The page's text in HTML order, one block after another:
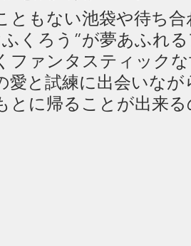
ともない池袋や待ち
くろう”が夢あふれ
ファンタスティック
愛と試練に出会いな
とに帰ることが出来